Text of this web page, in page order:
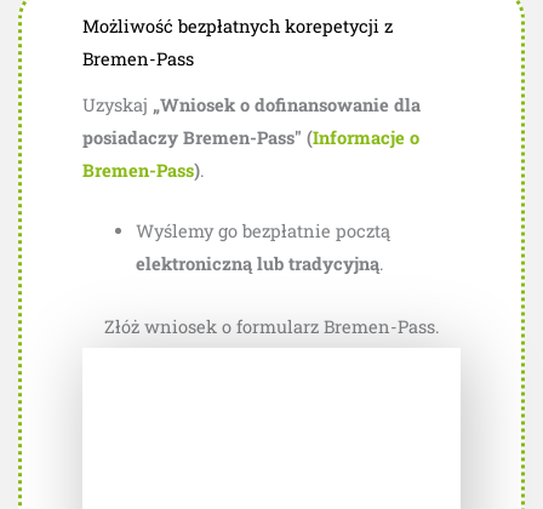
Możliwość bezpłatnych korepetycji z
Bremen-Pass
Uzyskaj „Wniosek o dofinansowanie dla
posiadaczy Bremen-Pass" (Informacje o
Bremen-Pass).
Wyślemy go bezpłatnie pocztą
elektroniczną lub tradycyjną.
Złóż wniosek o formularz Bremen-Pass.